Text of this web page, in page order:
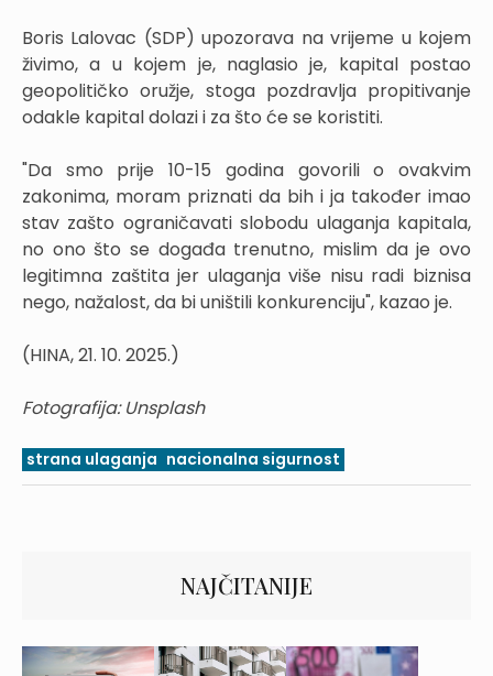
Boris Lalovac (SDP) upozorava na vrijeme u kojem
živimo, a u kojem je, naglasio je, kapital postao
geopolitičko oružje, stoga pozdravlja propitivanje
odakle kapital dolazi i za što će se koristiti.
"Da smo prije 10-15 godina govorili o ovakvim
zakonima, moram priznati da bih i ja također imao
stav zašto ograničavati slobodu ulaganja kapitala,
no ono što se događa trenutno, mislim da je ovo
legitimna zaštita jer ulaganja više nisu radi biznisa
nego, nažalost, da bi uništili konkurenciju", kazao je.
(HINA, 21. 10. 2025.)
Fotografija: Unsplash
strana ulaganja nacionalna sigurnost
NAJČITANIJE